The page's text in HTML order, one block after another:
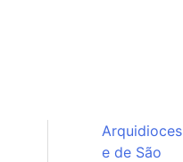
Arquidioces
e de São